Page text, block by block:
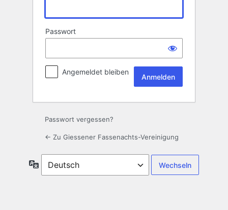
Passwort
Angemeldet bleiben
Passwort vergessen?
← Zu Giessener Fassenachts-Vereinigung
Sprache